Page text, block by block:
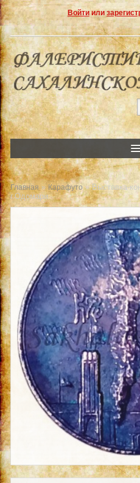
Войтиили
Главная » Карафуто» Выставка-
г.Одомари